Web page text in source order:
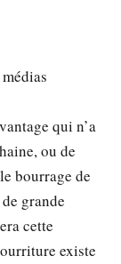
qui n’a
ou de
bourrage de
grande
cette
existe